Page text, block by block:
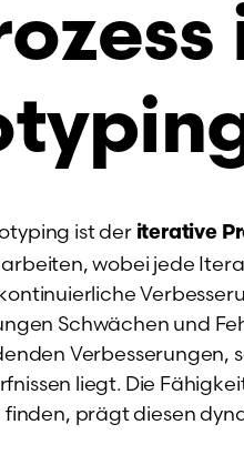
ist der iterative
wobei jede
Schwächen und
Verbesserungen,
liegt. Die
prägt diesen